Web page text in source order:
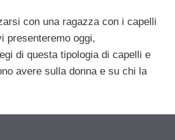
con una ragazza con i capelli
presenteremo oggi,
di questa tipologia di capelli e
avere sulla donna e su chi la